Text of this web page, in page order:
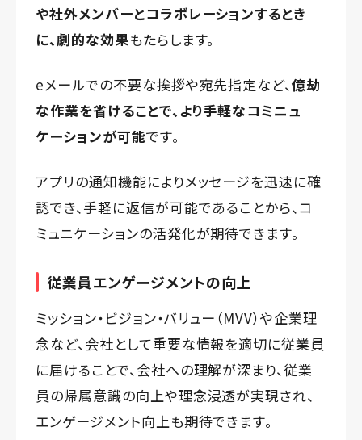
や社外メンバーとコラボレーションするとき
に、劇的な効果もたらします。
eメールでの不要な挨拶や宛先指定など、億劫
な作業を省けることで、より手軽なコミニュ
ケーションが可能です。
アプリの通知機能によりメッセージを迅速に確
認でき、手軽に返信が可能であることから、コ
ミュニケーションの活発化が期待できます。
従業員エンゲージメントの向上
ミッション・ビジョン・バリュー（MVV）や企業理
念など、会社として重要な情報を適切に従業員
に届けることで、会社への理解が深まり、従業
員の帰属意識の向上や理念浸透が実現され、
エンゲージメント向上も期待できます。